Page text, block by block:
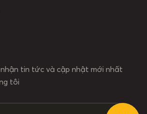
tin tức và cập nhật mới nhất
tôi